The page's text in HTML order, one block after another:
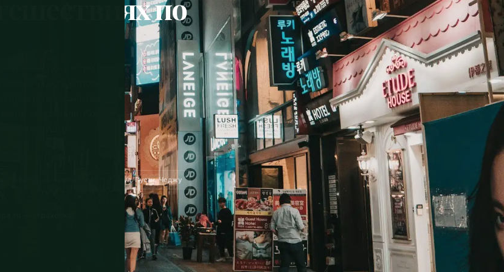
по
цену в три раза
как сыворотка
продукта. Незнакомец в
не заказывали. Южная
ловушки
📌 Сеул, Пусан, Чеджу